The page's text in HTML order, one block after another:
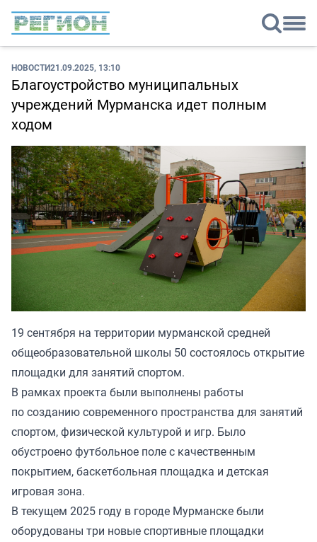
НОВОСТИ21.09.2025, 13:10
Благоустройство муниципальных
учреждений Мурманска идет полным
ходом
19 сентября на территории мурманской средней
общеобразовательной школы 50 состоялось открытие
площадки для занятий спортом.
В рамках проекта были выполнены работы
по созданию современного пространства для занятий
спортом, физической культурой и игр. Было
обустроено футбольное поле с качественным
покрытием, баскетбольная площадка и детская
игровая зона.
В текущем 2025 году в городе Мурманске были
оборудованы три новые спортивные площадки